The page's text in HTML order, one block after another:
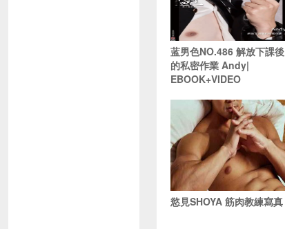
蓝男色NO.486 解放下課後
的私密作業 Andy|
EBOOK+VIDEO
慾見SHOYA 筋肉教練寫真